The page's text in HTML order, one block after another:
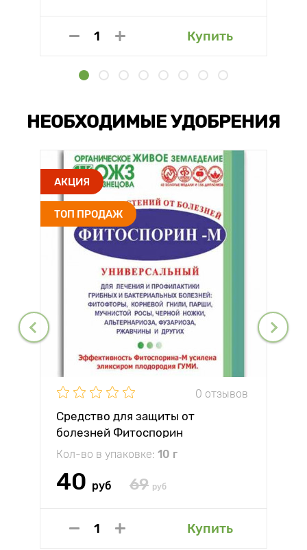
Купить
НЕОБХОДИМЫЕ УДОБРЕНИЯ
АКЦИЯ
ТОП ПРОДАЖ
0 отзывов
Средство для защиты от
болезней Фитоспорин
Кол-во в упаковке: 10 г
40 руб 69 руб
Купить